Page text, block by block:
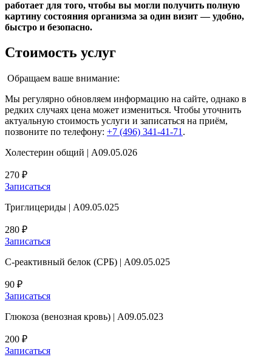
работает для того, чтобы вы могли получить полную
картину состояния организма за один визит — удобно,
быстро и безопасно.
Стоимость услуг
Обращаем ваше внимание:
Мы регулярно обновляем информацию на сайте, однако в
редких случаях цена может измениться. Чтобы уточнить
актуальную стоимость услуги и записаться на приём,
позвоните по телефону: +7 (496) 341-41-71 .
Холестерин общий | А09.05.026
270 ₽
Записаться
Триглицериды | А09.05.025
280 ₽
Записаться
С-реактивный белок (СРБ) | А09.05.025
90 ₽
Записаться
Глюкоза (венозная кровь) | А09.05.023
200 ₽
Записаться